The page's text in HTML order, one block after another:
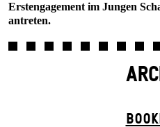
Erstengagement im Jungen
antreten.